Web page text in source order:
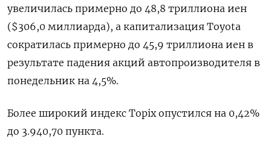
увеличилась примерно до 48,8 триллиона иен
($306,0 миллиарда), а капитализация Toyota
сократилась примерно до 45,9 триллиона иен ​в
⁠результате падения акций автопроизводителя в
понедельник на 4,5%.
Более ‌широкий индекс Topix опустился ‌на 0,42%
до 3.940,70 пункта.